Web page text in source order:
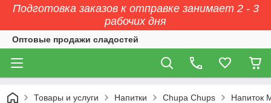
Подготовка заказов к отправке занимает 2 - 3
рабочих дня
Оптовые продажи сладостей
Товары и услуги Напитки Chupa Chups Напиток